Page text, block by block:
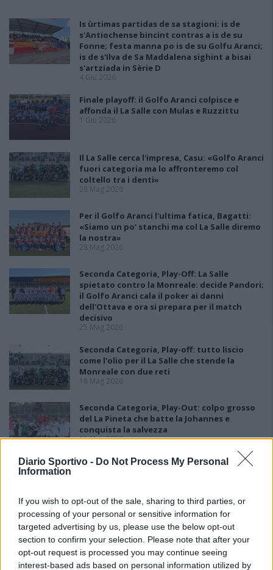
Diario Sportivo - Do Not Process My Personal
Information
If you wish to opt-out of the sale, sharing to third parties, or
processing of your personal or sensitive information for
targeted advertising by us, please use the below opt-out
section to confirm your selection. Please note that after your
opt-out request is processed you may continue seeing
interest-based ads based on personal information utilized by
Is ùrtimas partidas de sa stagioni: is de
s'Antiochense bincint contras a is de su
Fonne; festa manna po is de su Golfu Aranci;
is de s'Ilva de Sa Maddalena sighint a bisai
s'artziada in Sèrie D
4 Giu 2026
Finale playoff: il Golfo Aranci colpisce e
affonda il La Salle con Mulas e Ruzzittu
1 Giu 2026
Il La Salle cerca l'impresa, Casu: «Golfo Aranci
fuori categoria ma lo affronteremo col
coltello tra i denti»
28 Mag 2026
Per il Golfo Aranci l'ultima fatica, Bagatti:
«Siamo un po' stanchi ma col La Salle diremo
la nostra»
28 Mag 2026
Seconda Categoria, Play-Off: La Salle
spietato contro la Monreale: decide Pandori;
il Golfo Aranci cala il poker ai danni
dell'Ottava e ora si prepara per il match
decisivo
25 Mag 2026
Seconda Categoria, Play-off: tutto liscio
come l'olio per il La Salle che stende la
Monreale con due reti
18 Mag 2026
Seconda Categoria, Play-Out: colpo grosso
del La Pineta che batte la Johannes e
conquista la salvezza
11 Mag 2026
Seconda Categoria, Play-Off: il La Salle batte
Busachese